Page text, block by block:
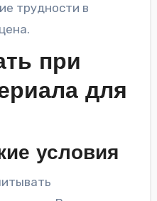
трудности в
при
для
условия